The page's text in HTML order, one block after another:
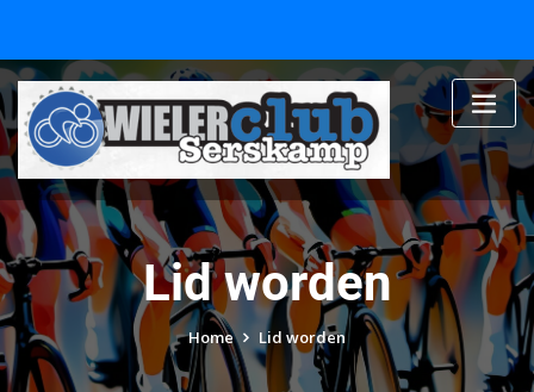
content
Lid worden
Home Lid worden